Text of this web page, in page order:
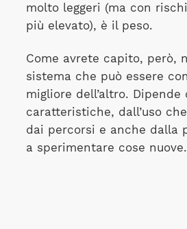
molto leggeri (ma con
più elevato), è il peso.
Come avrete capito, però,
sistema che può essere
migliore dell’altro.
caratteristiche, dall’uso
dai percorsi e anche dalla
a sperimentare cose nuove.